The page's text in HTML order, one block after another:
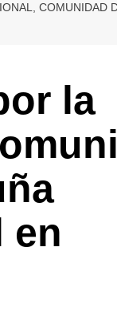
COMUNIDAD
la
en